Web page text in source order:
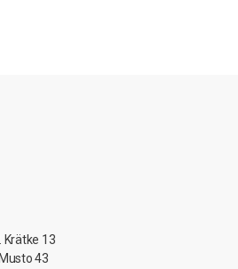
Krätke 13
43